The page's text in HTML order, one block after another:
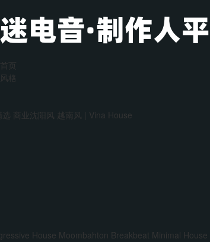
首页
风格
商业沈阳风 越南风 | Vina House
House Moombahton Breakbeat Minimal House